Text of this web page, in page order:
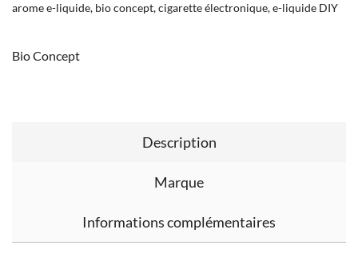
arome e-liquide, bio concept,cigarette électronique,e-liquide DIY
Bio Concept
Description
Marque
Informations complémentaires